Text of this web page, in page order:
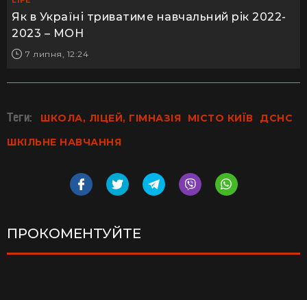
Як в Україні триватиме навчальний рік 2022-
2023 – МОН
7 липня, 12:24
Теги: ШКОЛА, ЛІЦЕЙ, ГІМНАЗІЯ МІСТО КИЇВ
ДСНС
ШКІЛЬНЕ НАВЧАННЯ
ПРОКОМЕНТУЙТЕ